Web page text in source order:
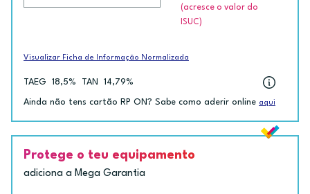
(acresce o valor do
ISUC)
Visualizar Ficha de Informação Normalizada
TAEG 18,5% TAN 14,79%
Ainda não tens cartão RP ON? Sabe como aderir online aqui
Protege o teu equipamento
adiciona a Mega Garantia